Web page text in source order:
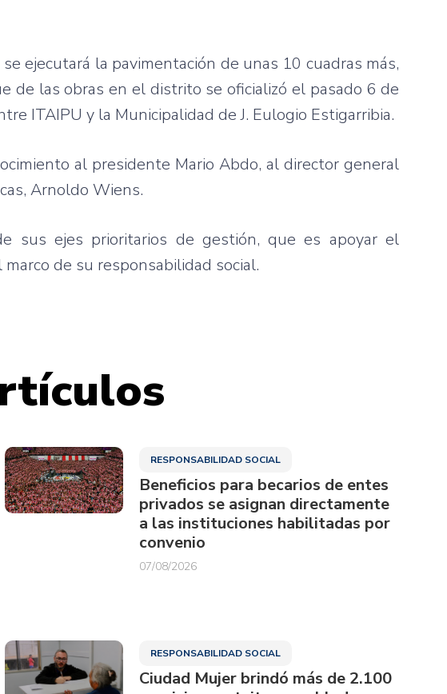
ejecutará la pavimentación de unas 10 cuadras más,
de las obras en el distrito se oficializó el pasado 6 de
ITAIPU y la Municipalidad de J. Eulogio Estigarribia.
al presidente Mario Abdo, al director general
Arnoldo Wiens.
sus ejes prioritarios de gestión, que es apoyar el
de su responsabilidad social.
RESPONSABILIDAD SOCIAL
Beneficios para becarios de entes
privados se asignan directamente
a las instituciones habilitadas por
convenio
07/08/2026
RESPONSABILIDAD SOCIAL
Ciudad Mujer brindó más de 2.100